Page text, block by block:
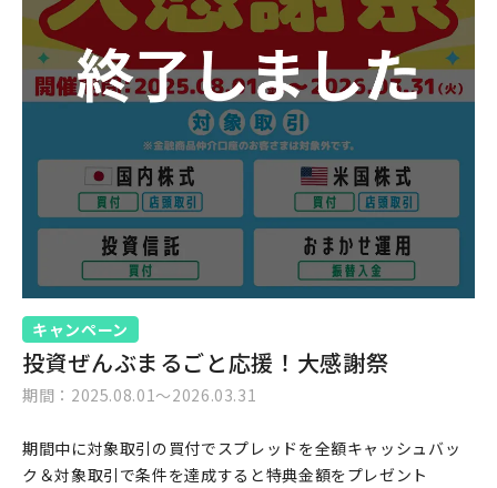
キャンペーン
投資ぜんぶまるごと応援！大感謝祭
期間：2025.08.01～2026.03.31
期間中に対象取引の買付でスプレッドを全額キャッシュバッ
ク＆対象取引で条件を達成すると特典金額をプレゼント